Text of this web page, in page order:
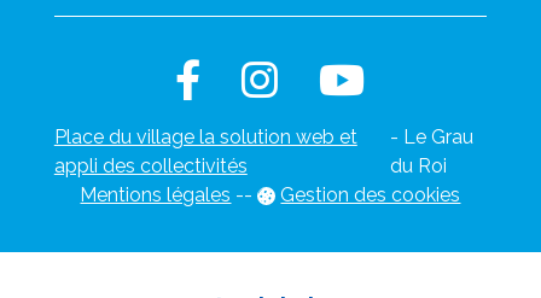
Place du village la solution web et
appli des collectivités
- Le Grau
du Roi
Mentions légales -- Gestion des cookies